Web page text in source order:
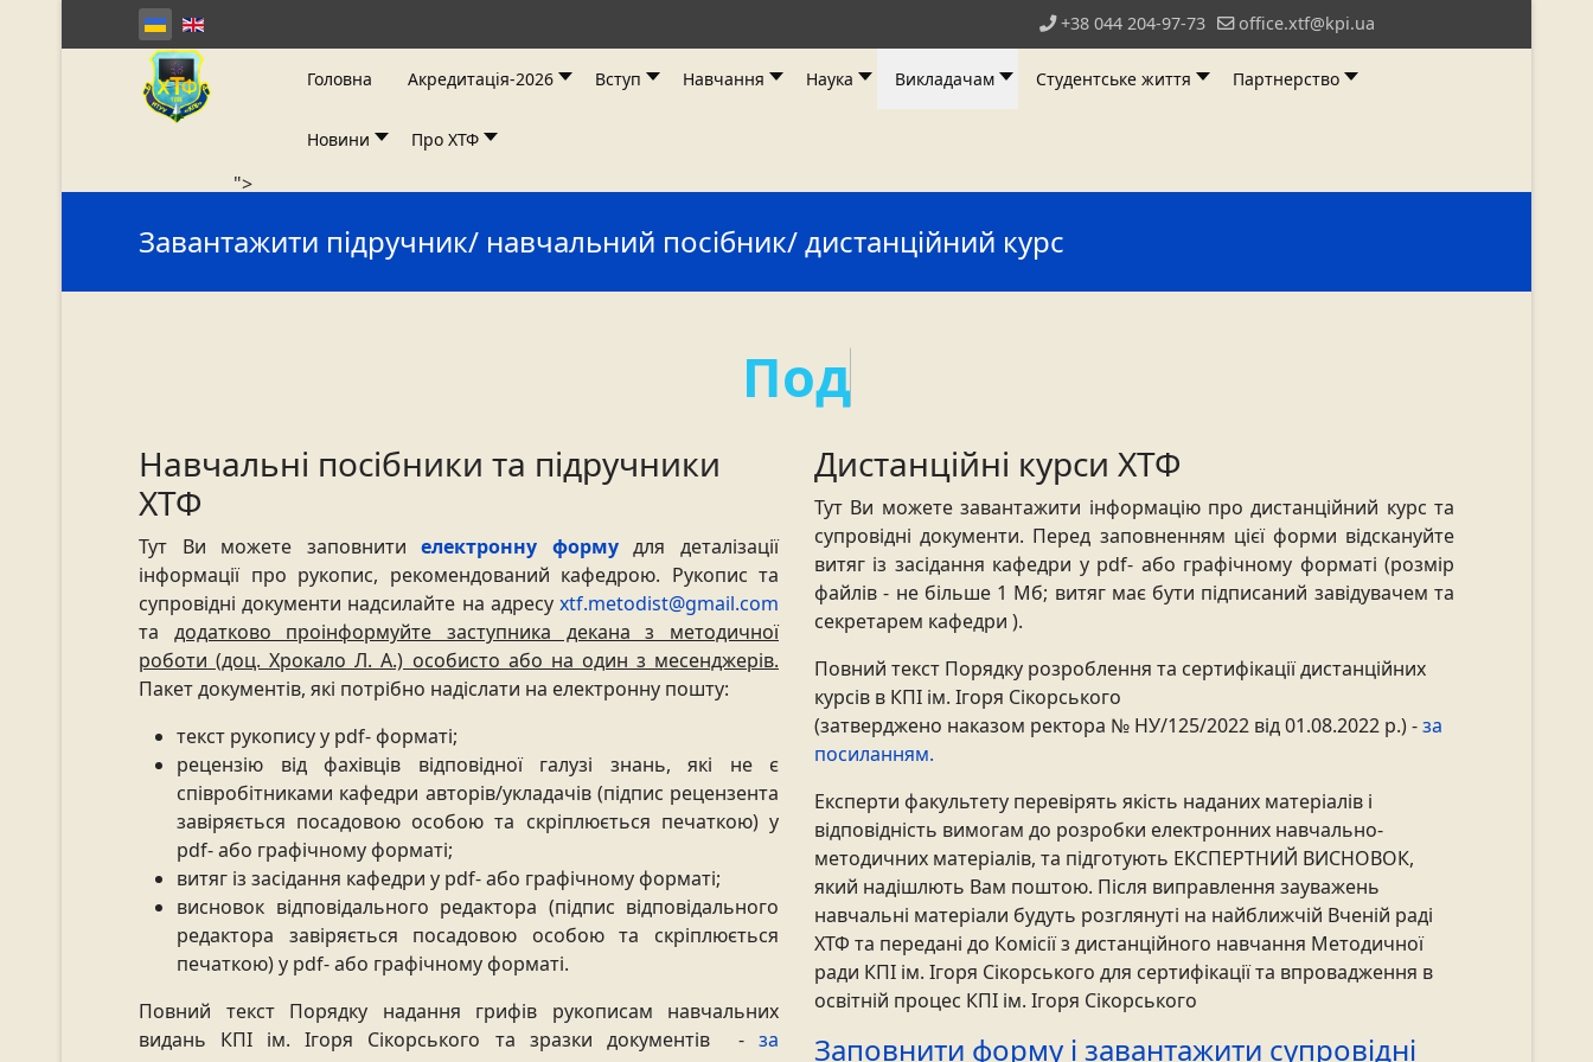
+38 044 204-97-73 office.xtf@kpi.ua
Головна Акредитація-2026 Вступ Навчання Наука Викладачам Студентське життя Партнерство
Новини Про ХТФ
">
Завантажити підручник/ навчальний посібник/ дистанційний курс
Подан
Навчальні посібники та підручники
ХТФ
Тут Ви можете заповнитиелектронну формудля деталізації
інформації про рукопис, рекомендований кафедрою. Рукопис та
супровідні документи надсилайте на адресу xtf.metodist@gmail.com
та додатково проінформуйте заступника декана з методичної
роботи (доц. Хрокало Л. А.) особисто або на один з месенджерів.
Пакет документів, які потрібно надіслати на електронну пошту:
текст рукопису у pdf- форматі;
рецензію від фахівців відповідної галузі знань, які не є
співробітниками кафедри авторів/укладачів (підпис рецензента
завіряється посадовою особою та скріплюється печаткою) у
pdf- або графічному форматі;
витяг із засідання кафедри у pdf- або графічному форматі;
висновок відповідального редактора (підпис відповідального
редактора завіряється посадовою особою та скріплюється
печаткою) у pdf- або графічному форматі.
Повний текст Порядку надання грифів рукописам навчальних
видань КПІ ім. Ігоря Сікорського та зразки документів - за
Дистанційні курси ХТФ
Тут Ви можете завантажити інформацію про дистанційний курс та
супровідні документи. Перед заповненням цієї форми відскануйте
витяг із засідання кафедри у pdf- або графічному форматі (розмір
файлів - не більше 1 Мб; витяг має бути підписаний завідувачем та
секретарем кафедри ).
Повний текст Порядку розроблення та сертифікації дистанційних
курсів в КПІ ім. Ігоря Сікорського
(затверджено наказом ректора № НУ/125/2022 від 01.08.2022 р.) -за
посиланням.
Експерти факультету перевірять якість наданих матеріалів і
відповідність вимогам до розробки електронних навчально-
методичних матеріалів, та підготують ЕКСПЕРТНИЙ ВИСНОВОК,
який надішлють Вам поштою. Після виправлення зауважень
навчальні матеріали будуть розглянуті на найближчій Вченій раді
ХТФ та передані до Комісії з дистанційного навчання Методичної
ради КПІ ім. Ігоря Сікорського для сертифікації та впровадження в
освітній процес КПІ ім. Ігоря Сікорського
Заповнити форму і завантажити супровідні